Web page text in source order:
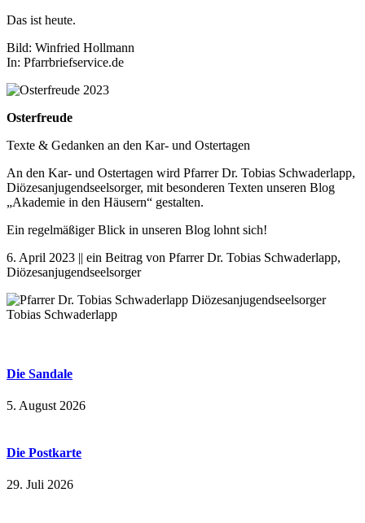
Das ist heute.
Bild: Winfried Hollmann
In: Pfarrbriefservice.de
Osterfreude
Texte & Gedanken an den Kar- und Ostertagen
An den Kar- und Ostertagen wird Pfarrer Dr. Tobias Schwaderlapp,
Diözesanjugendseelsorger, mit besonderen Texten unseren Blog
„Akademie in den Häusern“ gestalten.
Ein regelmäßiger Blick in unseren Blog lohnt sich!
6. April 2023 || ein Beitrag von Pfarrer Dr. Tobias Schwaderlapp,
Diözesanjugendseelsorger
Die Sandale
5. August 2026
Die Postkarte
29. Juli 2026